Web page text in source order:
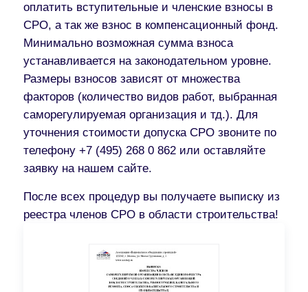
оплатить вступительные и членские взносы в
СРО, а так же взнос в компенсационный фонд.
Минимально возможная сумма взноса
устанавливается на законодательном уровне.
Размеры взносов зависят от множества
факторов (количество видов работ, выбранная
саморегулируемая организация и тд.). Для
уточнения стоимости допуска СРО звоните по
телефону +7 (495) 268 0 862 или оставляйте
заявку на нашем сайте.
После всех процедур вы получаете выписку из
реестра членов СРО в области строительства!